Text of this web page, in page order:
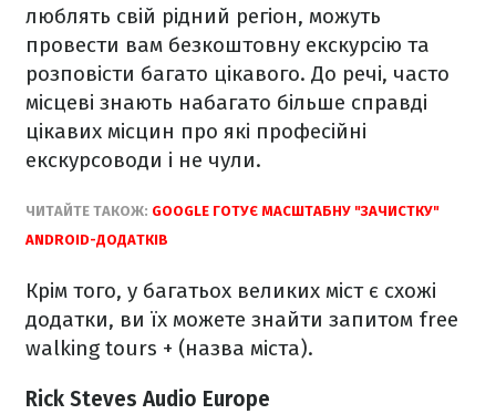
люблять свій рідний регіон, можуть
провести вам безкоштовну екскурсію та
розповісти багато цікавого. До речі, часто
місцеві знають набагато більше справді
цікавих місцин про які професійні
екскурсоводи і не чули.
ЧИТАЙТЕ ТАКОЖ: GOOGLE ГОТУЄ МАСШТАБНУ "ЗАЧИСТКУ"
ANDROID-ДОДАТКІВ
Крім того, у багатьох великих міст є схожі
додатки, ви їх можете знайти запитом free
walking tours + (назва міста).
Rick Steves Audio Europe